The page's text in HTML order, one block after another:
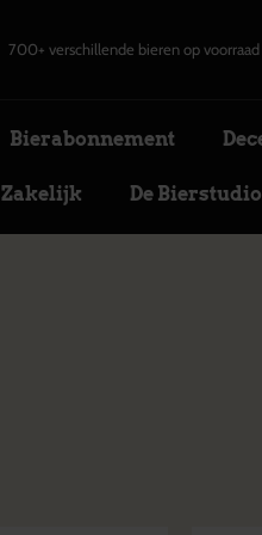
700+ verschillende bieren op voorraad
Bierabonnement
Zakelijk De Bierstudio